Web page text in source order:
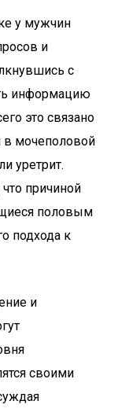
у мужчин
и
с
информацию
это связано
в мочеполовой
уретрит.
причиной
половым
подхода к
и
своими